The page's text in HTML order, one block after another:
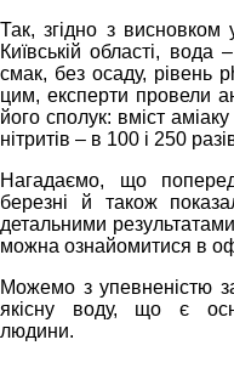
Так, згідно з висновком
Київській області,
смак, без осаду, рівень
цим, експерти провели
його сполук: вміст
нітритів – в 100 і 250
Нагадаємо, що
березні й також
детальними
можна ознайомитися в
Можемо з упевненістю
якісну воду, що є
людини.